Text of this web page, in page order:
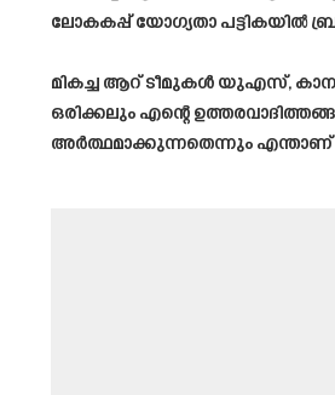
ലോകകപ്പ് യോഗ്യതാ പട്ടികയിൽ
മികച്ച ആറ് ടീമുകൾ യുഎസ്,
ഒരിക്കലും എന്റെ
അർത്ഥമാക്കുന്നതെന്നും എന്താണ്